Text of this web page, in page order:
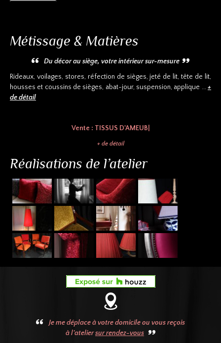
Métissage & Matières
Du décor au siège, votre intérieur sur-mesure
Rideaux, voilages, stores, réfection de sièges, jeté de lit, tête de lit,
housses et coussins de sièges, abat-jour, suspension, applique ...+
de détail
Vente : TISSUS D'AMEUBLE
+ de détail
Réalisations de l’atelier
Je me déplace à votre domicile ou vous reçois
à l'ateliersur rendez-vous